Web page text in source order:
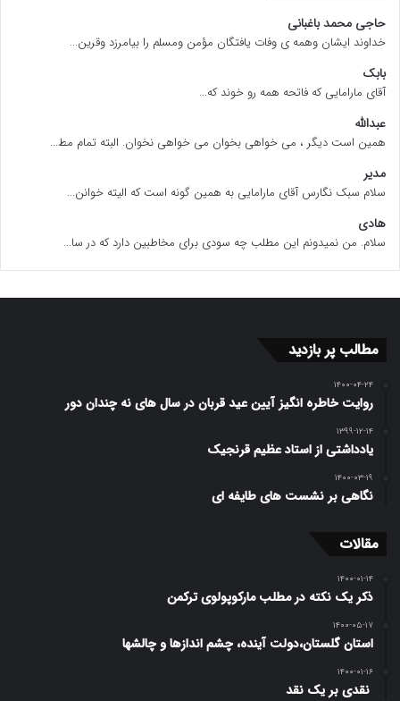
حاجی محمد باغبانی
خداوند ایشان وهمه ی وفات یافتگان مؤمن ومسلم را بیامرزد وقرین...
بابک
آقای مارامایی که فاتحه همه رو خوند که...
عبدالله
همین است دیگر ، می خواهی بخوان می خواهی نخوان. البته تمام مط...
مدیر
سلام سبک نگارس آقای مارامایی به همین گونه است که الیته خوانن...
هادی
سلام. من نمیدونم این مطلب چه سودی برای مخاطبین دارد که در سا...
مطالب پر بازدید
۱۴۰۰-۰۴-۲۴
روایت خاطره انگیز آیین عید قربان در سال های نه چندان دور
۱۳۹۹-۱۲-۱۴
یادداشتی از استاد عظیم قرنجیک
۱۴۰۰-۰۳-۱۹
نگاهی بر نشست های طایفه ای
مقالات
۱۴۰۰-۰۱-۱۴
ذکر یک نکته در مطلب مارکوپولوی ترکمن
۱۴۰۰-۰۵-۱۷
استان گلستان،دولت آینده، چشم اندازها و چالشها
۱۴۰۰-۰۱-۱۶
️ نقدی بر یک نقد